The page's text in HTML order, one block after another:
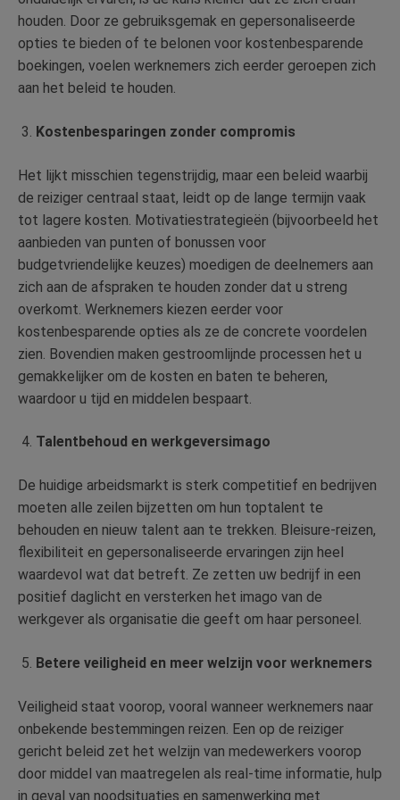
houden. Door ze gebruiksgemak en gepersonaliseerde
opties te bieden of te belonen voor kostenbesparende
boekingen, voelen werknemers zich eerder geroepen zich
aan het beleid te houden.
Kostenbesparingen zonder compromis
Het lijkt misschien tegenstrijdig, maar een beleid waarbij
de reiziger centraal staat, leidt op de lange termijn vaak
tot lagere kosten. Motivatiestrategieën (bijvoorbeeld het
aanbieden van punten of bonussen voor
budgetvriendelijke keuzes) moedigen de deelnemers aan
zich aan de afspraken te houden zonder dat u streng
overkomt. Werknemers kiezen eerder voor
kostenbesparende opties als ze de concrete voordelen
zien. Bovendien maken gestroomlijnde processen het u
gemakkelijker om de kosten en baten te beheren,
waardoor u tijd en middelen bespaart.
Talentbehoud en werkgeversimago
De huidige arbeidsmarkt is sterk competitief en bedrijven
moeten alle zeilen bijzetten om hun toptalent te
behouden en nieuw talent aan te trekken. Bleisure-reizen,
flexibiliteit en gepersonaliseerde ervaringen zijn heel
waardevol wat dat betreft. Ze zetten uw bedrijf in een
positief daglicht en versterken het imago van de
werkgever als organisatie die geeft om haar personeel.
Betere veiligheid en meer welzijn voor werknemers
Veiligheid staat voorop, vooral wanneer werknemers naar
onbekende bestemmingen reizen. Een op de reiziger
gericht beleid zet het welzijn van medewerkers voorop
door middel van maatregelen als real-time informatie, hulp
in geval van noodsituaties en samenwerking met